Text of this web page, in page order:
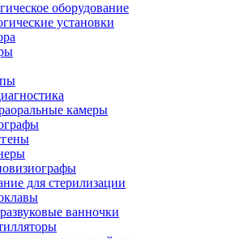
оборудование
установки
камеры
для стерилизации
ванночки